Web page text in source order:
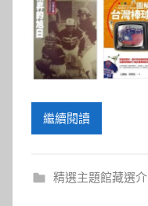
繼續閱讀
精選主題館藏選介